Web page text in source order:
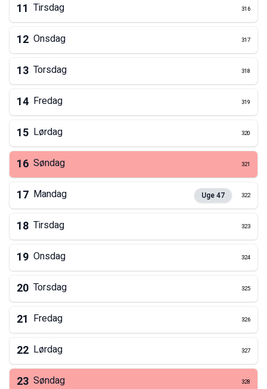
11 Tirsdag 316
12 Onsdag 317
13 Torsdag 318
14 Fredag 319
15 Lørdag 320
16 Søndag 321
17 Mandag Uge47 322
18 Tirsdag 323
19 Onsdag 324
20 Torsdag 325
21 Fredag 326
22 Lørdag 327
23 Søndag 328